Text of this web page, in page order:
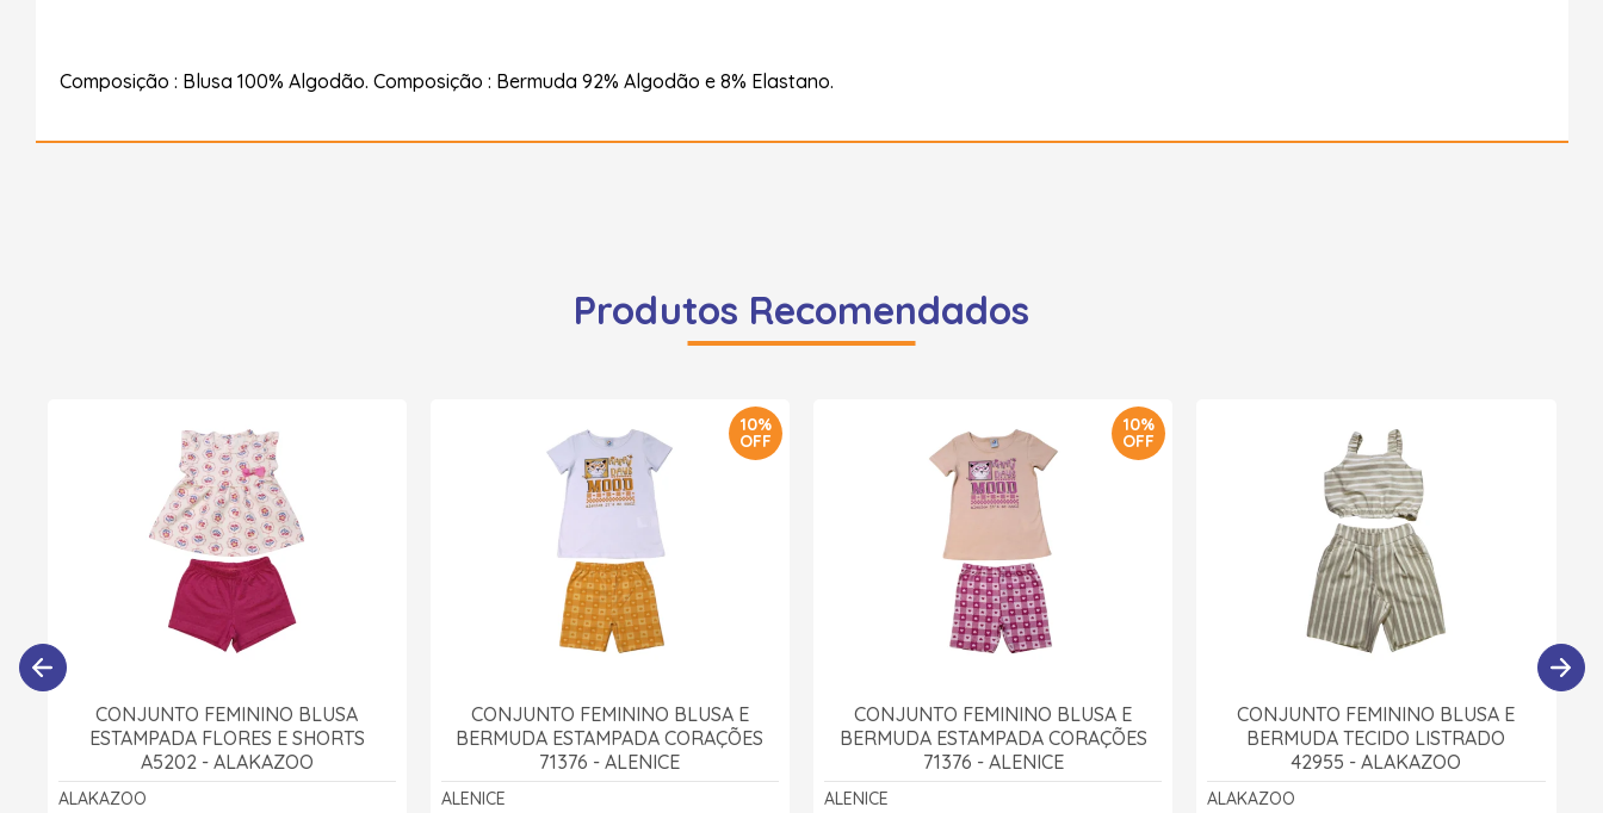
Composição : Blusa 100% Algodão. Composição : Bermuda 92% Algodão e 8% Elastano.
Produtos Recomendados
CONJUNTO FEMININO BLUSA
ESTAMPADA FLORES E SHORTS
A5202 - ALAKAZOO
ALAKAZOO
10%
OFF
CONJUNTO FEMININO BLUSA E
BERMUDA ESTAMPADA CORAÇÕES
71376 - ALENICE
ALENICE
10%
OFF
CONJUNTO FEMININO BLUSA E
BERMUDA ESTAMPADA CORAÇÕES
71376 - ALENICE
ALENICE
CONJUNTO FEMININO BLUSA E
BERMUDA TECIDO LISTRADO
42955 - ALAKAZOO
ALAKAZOO